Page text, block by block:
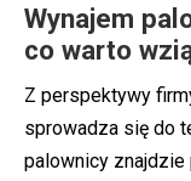
Wynajem
co warto
Z perspektywy
sprowadza się do
palownicy znajdzie